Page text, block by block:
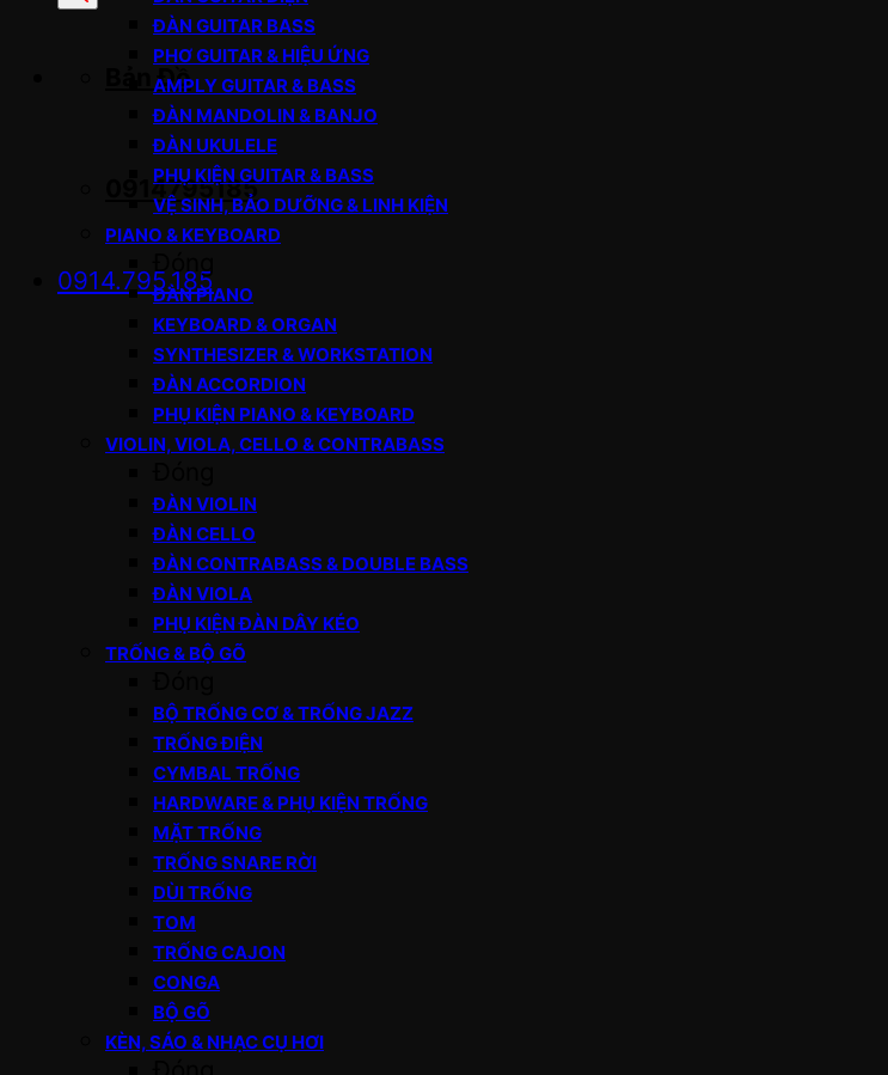
Bản Đồ
0914795185
0914.795.185
ĐÀN GUITAR BASS
PHƠ GUITAR & HIỆU ỨNG
AMPLY GUITAR & BASS
ĐÀN MANDOLIN & BANJO
ĐÀN UKULELE
PHỤ KIỆN GUITAR & BASS
VỆ SINH, BẢO DƯỠNG & LINH KIỆN
PIANO & KEYBOARD
ĐÀN PIANO
KEYBOARD & ORGAN
SYNTHESIZER & WORKSTATION
ĐÀN ACCORDION
PHỤ KIỆN PIANO & KEYBOARD
VIOLIN, VIOLA, CELLO & CONTRABASS
ĐÀN VIOLIN
ĐÀN CELLO
ĐÀN CONTRABASS & DOUBLE BASS
ĐÀN VIOLA
PHỤ KIỆN ĐÀN DÂY KÉO
TRỐNG & BỘ GÕ
BỘ TRỐNG CƠ & TRỐNG JAZZ
TRỐNG ĐIỆN
CYMBAL TRỐNG
HARDWARE & PHỤ KIỆN TRỐNG
MẶT TRỐNG
TRỐNG SNARE RỜI
DÙI TRỐNG
TOM
TRỐNG CAJON
CONGA
BỘ GÕ
KÈN, SÁO & NHẠC CỤ HƠI